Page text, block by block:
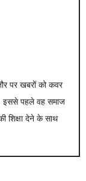
पर खबरों को कवर
इससे पहले वह समाज
शिक्षा देने के साथ